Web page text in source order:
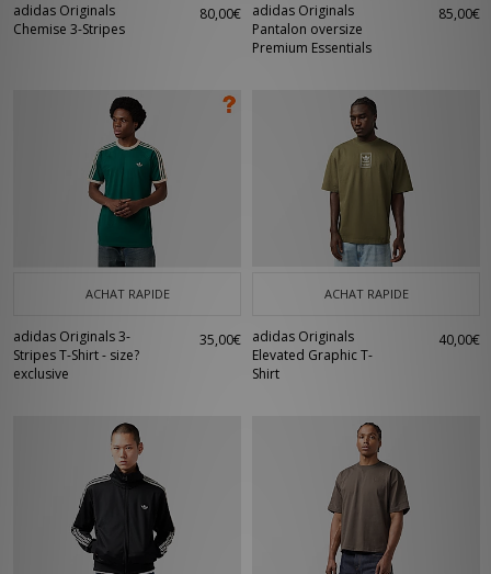
adidas Originals
Chemise 3-Stripes
80,00€
adidas Originals
Pantalon oversize
Premium Essentials
85,00€
ACHAT RAPIDE
adidas Originals 3-
Stripes T-Shirt - size?
exclusive
35,00€
ACHAT RAPIDE
adidas Originals
Elevated Graphic T-
Shirt
40,00€